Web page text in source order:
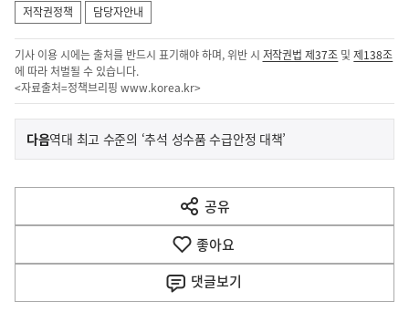
저작권정책
담당자안내
기사 이용 시에는 출처를 반드시 표기해야 하며, 위반 시 저작권법 제37조 및제138조
에 따라 처벌될 수 있습니다.
<자료출처=정책브리핑 www.korea.kr>
이
전
다
음
다음기
역대 최고 수준의 ‘추석 성수품 수급안정 대책’
공유
열
기
좋아요
댓글보기